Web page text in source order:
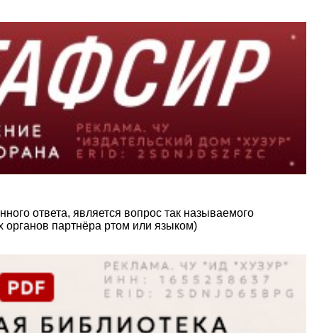
ответа, является вопрос так называемого
органов партнёра ртом или языком)